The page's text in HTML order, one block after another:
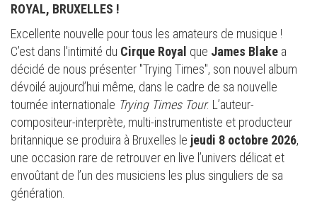
ROYAL, BRUXELLES !
Excellente nouvelle pour tous les amateurs de musique !
C’est dans l'intimité du Cirque Royal que James Blake a
décidé de nous présenter "Trying Times", son nouvel album
dévoilé aujourd’hui même, dans le cadre de sa nouvelle
tournée internationale Trying Times Tour. L’auteur-
compositeur-interprète, multi-instrumentiste et producteur
britannique se produira à Bruxelles le jeudi 8 octobre 2026,
une occasion rare de retrouver en live l’univers délicat et
envoûtant de l’un des musiciens les plus singuliers de sa
génération.